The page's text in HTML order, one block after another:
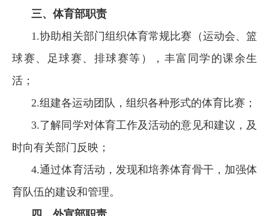
三、体育部职责
1.协助相关部门组织体育常规比赛（运动会、篮
球赛、足球赛、排球赛等），丰富同学的课余生
活；
2.组建各运动团队，组织各种形式的体育比赛；
3.了解同学对体育工作及活动的意见和建议，及
时向有关部门反映；
4.通过体育活动，发现和培养体育骨干，加强体
育队伍的建设和管理。